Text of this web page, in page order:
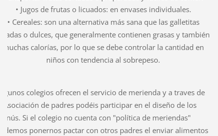
• Jugos de frutas o licuados: en envases individuales.
• Cereales: son una alternativa más sana que las galletitas
o dulces, que generalmente contienen grasas y también
muchas calorías, por lo que se debe controlar la cantidad en
niños con tendencia al sobrepeso.
colegios ofrecen el servicio de merienda y a traves de
Asociación de padres podéis participar en el diseño de los
Si el colegio no cuenta con "política de meriendas"
ponernos pactar con otros padres el enviar alimentos